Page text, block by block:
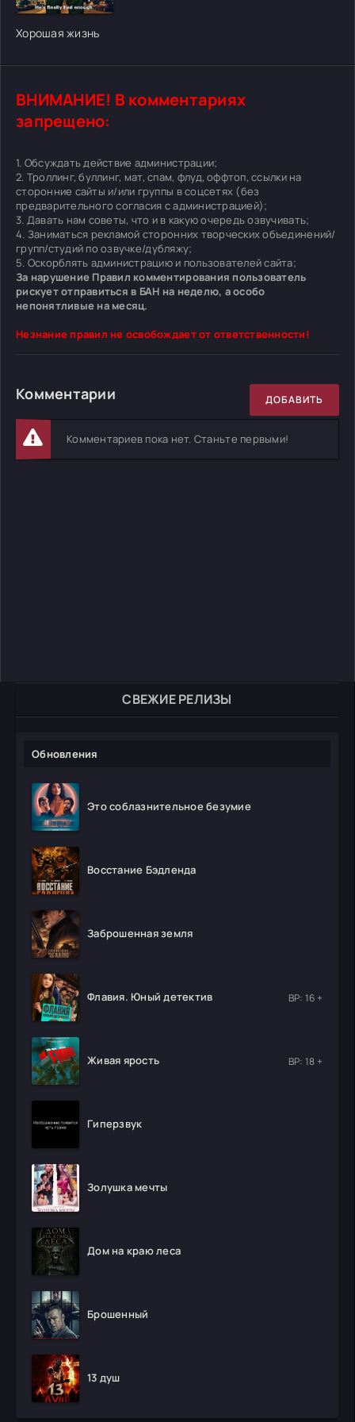
СВЕЖИЕ РЕЛИЗЫ
Обновления
Это соблазнительное безумие
Восстание Бэдленда
Заброшенная земля
Флавия. Юный детектив ВР: 16 +
Живая ярость ВР: 18 +
Гиперзвук
Золушка мечты
Дом на краю леса
Брошенный
13 душ
[/xfgiven_cvh_poster_urlcvh_poster_url]
Хорошая жизнь
ВНИМАНИЕ! В комментариях
запрещено:
1. Обсуждать действие администрации;
2. Троллинг, буллинг, мат, спам, флуд, оффтоп, ссылки на
сторонние сайты и/или группы в соцсетях (без
предварительного согласия с администрацией);
3. Давать нам советы, что и в какую очередь озвучивать;
4. Заниматься рекламой сторонних творческих объединений/
групп/студий по озвучке/дубляжу;
5. Оскорблять администрацию и пользователей сайта;
За нарушение Правил комментирования пользователь
рискует отправиться в БАН на неделю, а особо
непонятливые на месяц.
Незнание правил не освобождает от ответственности!
Комментарии ДОБАВИТЬ
Комментариев пока нет. Станьте первыми!